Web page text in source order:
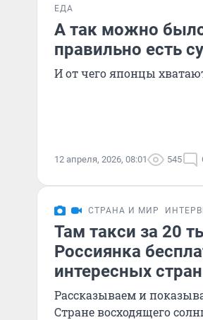
ЕДА
А так можно
правильно есть
И от чего японцы
12 апреля, 2026, 08:01 545
СТРАНА И МИР
Там такси за 20
Россиянка
интересных
Рассказываем и
Стране восходящего